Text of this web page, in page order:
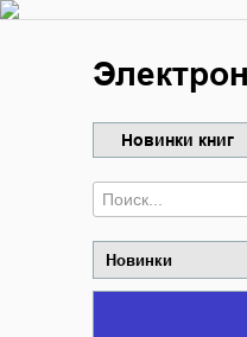
Новинки книг
Новинки